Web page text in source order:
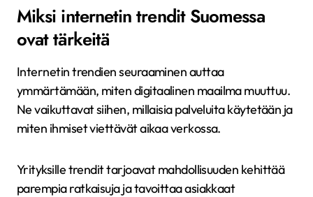
Miksi internetin trendit Suomessa
ovat tärkeitä
Internetin trendien seuraaminen auttaa
ymmärtämään, miten digitaalinen maailma muuttuu.
Ne vaikuttavat siihen, millaisia palveluita käytetään ja
miten ihmiset viettävät aikaa verkossa.
Yrityksille trendit tarjoavat mahdollisuuden kehittää
parempia ratkaisuja ja tavoittaa asiakkaat